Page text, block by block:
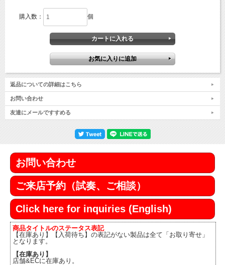
購入数： 個
返品についての詳細はこちら
お問い合わせ
友達にメールですすめる
お問い合わせ
ご来店予約（試奏、ご相談）
Click here for inquiries (English)
商品タイトルのステータス表記
【在庫あり】【入荷待ち】の表記がない製品は全て「お取り寄せ」
となります。
【在庫あり】
店舗&ECに在庫あり。